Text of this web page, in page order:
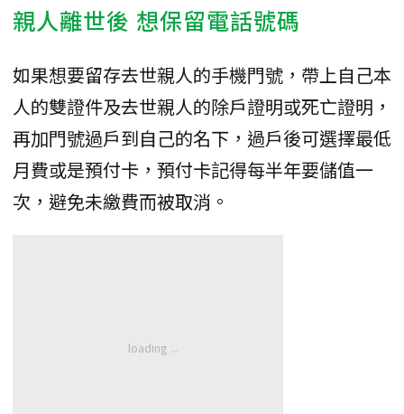
親人離世後 想保留電話號碼
如果想要留存去世親人的手機門號，帶上自己本
人的雙證件及去世親人的除戶證明或死亡證明，
再加門號過戶到自己的名下，過戶後可選擇最低
月費或是預付卡，預付卡記得每半年要儲值一
次，避免未繳費而被取消。